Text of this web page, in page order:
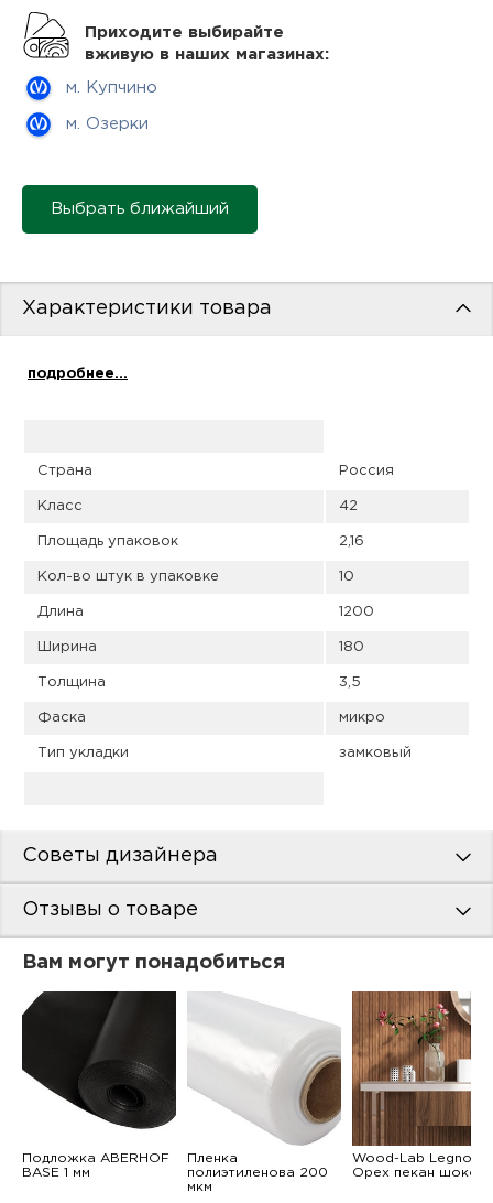
Приходите выбирайте
вживую в наших магазинах:
м. Купчино
м. Озерки
Выбрать ближайший
Характеристики товара
подробнее...
Страна Россия
Класс 42
Площадь упаковок 2,16
Кол-во штук в упаковке 10
Длина 1200
Ширина 180
Толщина 3,5
Фаска микро
Тип укладки замковый
Советы дизайнера
Отзывы о товаре
Вам могут понадобиться
Подложка ABERHOF
BASE 1 мм
Пленка
полиэтиленова 200
мкм
Wood-Lab Legno
Орех пекан